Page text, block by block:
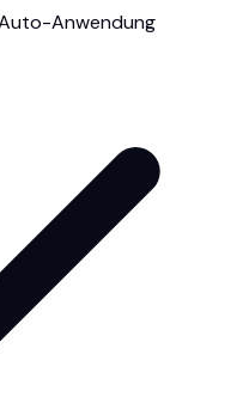
Anwendung